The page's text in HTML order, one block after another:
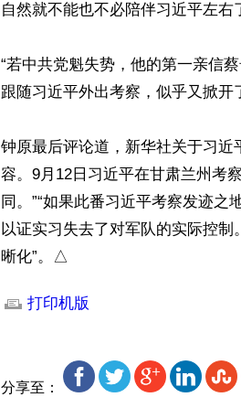
自然就不能也不必陪伴习近平左右
“若中共党魁失势，他的第一亲信
跟随习近平外出考察，似乎又掀开
钟原最后评论道，新华社关于习近
容。9月12日习近平在甘肃兰州考
同。”“如果此番习近平考察发迹
以证实习失去了对军队的实际控
晰化”。△
打印机版
分享至：